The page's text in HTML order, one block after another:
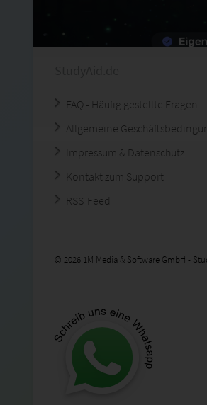
FAQ - Häufig gestellte Fragen
Allgemeine
Impressum & Datenschutz
Kontakt zum Support
RSS-Feed
© 2026 1M Media & Software GmbH -